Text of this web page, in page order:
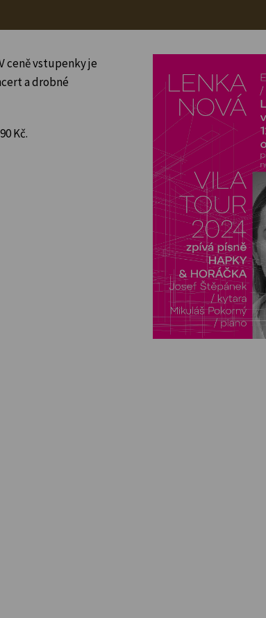
ceně vstupenky je
a drobné
Kč.